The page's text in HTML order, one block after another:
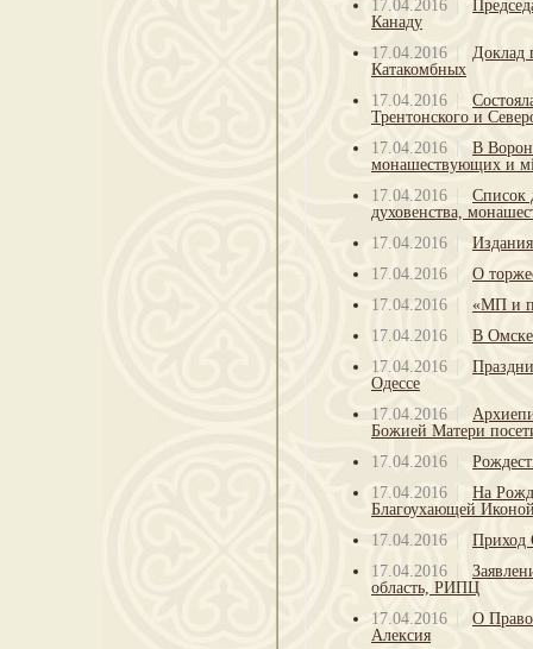
17.04.2016
Канаду
17.04.2016
Доклад
Катакомбных
17.04.2016
Трентонского и
17.04.2016
В
монашествующих и
17.04.2016
Список
духовенства,
17.04.2016
17.04.2016
О
17.04.2016
«МП и
17.04.2016
В Омске
17.04.2016
Одессе
17.04.2016
Божией Матери
17.04.2016
17.04.2016
На
Благоухающей
17.04.2016
Приход
17.04.2016
область, РИПЦ
17.04.2016
О
Алексия